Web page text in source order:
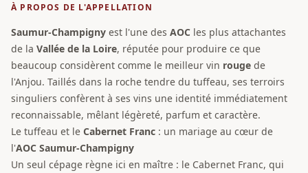
À PROPOS DE L'APPELLATION
Saumur-Champigny est l'une des AOC les plus attachantes
de la Vallée de la Loire, réputée pour produire ce que
beaucoup considèrent comme le meilleur vin rouge de
l'Anjou. Taillés dans la roche tendre du tuffeau, ses terroirs
singuliers confèrent à ses vins une identité immédiatement
reconnaissable, mêlant légèreté, parfum et caractère.
Le tuffeau et le Cabernet Franc : un mariage au cœur de
l'AOC Saumur-Champigny
Un seul cépage règne ici en maître : le Cabernet Franc, qui